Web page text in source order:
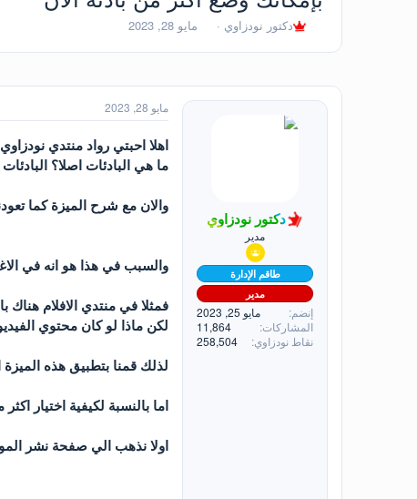
ب
د
ا
ل
دكتور نودزاوي
ت
ر
خ
ا
مايو 28, 2023
دكتور نودزاوي
مدير
طاقم الإدارة
مدير
إنضم
مايو 25, 2023
المشاركات
11,864
نقاط نودزاوي
258,504
مايو 28, 2023
اهلا احبتي رواد منتدي نودزاوي
ما هي البادئات اصلا؟
والان مع شرح الميزة كما
والسبب في هذا هو انه في
فمثلا في منتدي الافلام
لكن ماذا لو كان محتوي
لذلك قمنا بتطبيق هذه
اما بالنسبة لكيفية اختيار
اولا نذهب الي صفحة نشر